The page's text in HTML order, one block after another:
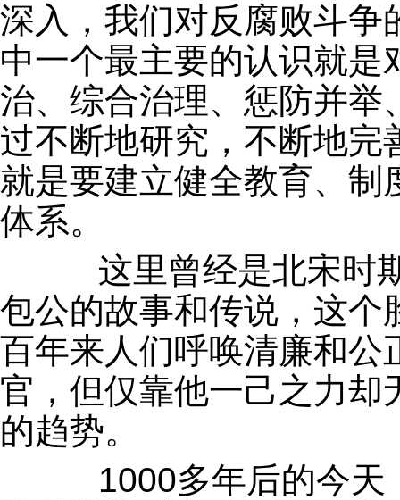
深入，我们对反腐败斗争
中一个最主要的认识就
治、综合治理、惩防并举
过不断地研究，不断地完
就是要建立健全教育、制
体系。
这里曾经是北宋时期
包公的故事和传说，这个
百年来人们呼唤清廉和公
官，但仅靠他一己之力却
的趋势。
1000多年后的今天